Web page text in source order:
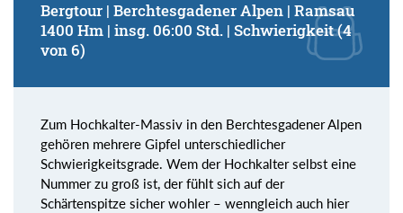
Bergtour | Berchtesgadener Alpen | Ramsau
1400 Hm | insg. 06:00 Std. | Schwierigkeit (4
von 6)
Zum Hochkalter-Massiv in den Berchtesgadener Alpen
gehören mehrere Gipfel unterschiedlicher
Schwierigkeitsgrade. Wem der Hochkalter selbst eine
Nummer zu groß ist, der fühlt sich auf der
Schärtenspitze sicher wohler – wenngleich auch hier